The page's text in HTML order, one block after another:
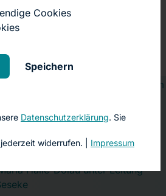
und
Halle-Dölau unter Leitung
Cookies
Speichern
Datenschutzerklärung. Sie
widerrufen. | Impressum